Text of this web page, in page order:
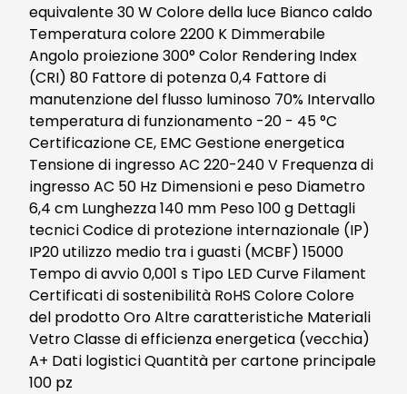
equivalente 30 W Colore della luce Bianco caldo
Temperatura colore 2200 K Dimmerabile
Angolo proiezione 300° Color Rendering Index
(CRI) 80 Fattore di potenza 0,4 Fattore di
manutenzione del flusso luminoso 70% Intervallo
temperatura di funzionamento -20 - 45 °C
Certificazione CE, EMC Gestione energetica
Tensione di ingresso AC 220-240 V Frequenza di
ingresso AC 50 Hz Dimensioni e peso Diametro
6,4 cm Lunghezza 140 mm Peso 100 g Dettagli
tecnici Codice di protezione internazionale (IP)
IP20 utilizzo medio tra i guasti (MCBF) 15000
Tempo di avvio 0,001 s Tipo LED Curve Filament
Certificati di sostenibilità RoHS Colore Colore
del prodotto Oro Altre caratteristiche Materiali
Vetro Classe di efficienza energetica (vecchia)
A+ Dati logistici Quantità per cartone principale
100 pz